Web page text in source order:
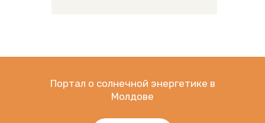
Портал о солнечной энергетике в
Молдове